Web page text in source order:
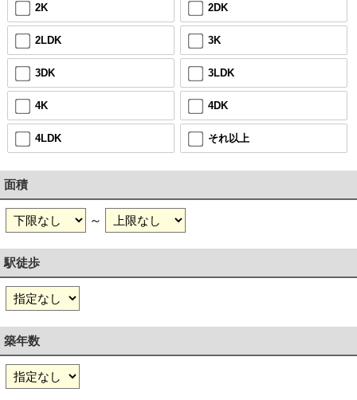
2K 2DK
2LDK 3K
3DK 3LDK
4K 4DK
4LDK それ以上
面積
～
駅徒歩
築年数